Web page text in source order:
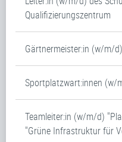
Qualifizierungszentrum
Gärtnermeister:in (w/m/
Sportplatzwart:innen (w/
Teamleiter:in (w/m/d)
"Grüne Infrastruktur für